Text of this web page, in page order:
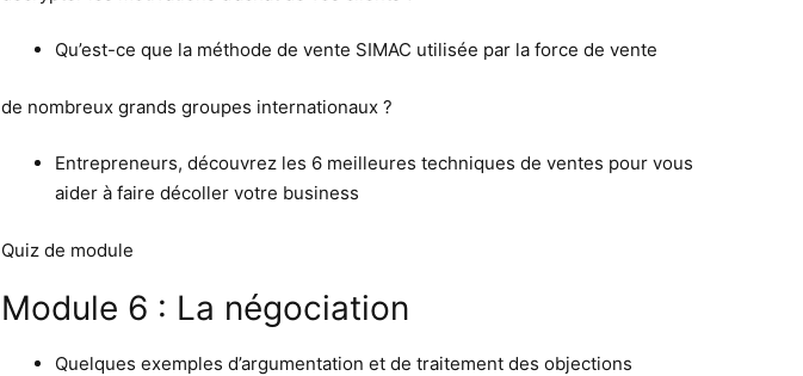
Qu’est-ce que la méthode de vente SIMAC utilisée par la force de vente
de nombreux grands groupes internationaux ?
Entrepreneurs, découvrez les 6 meilleures techniques de ventes pour vous
aider à faire décoller votre business
Quiz de module
Module 6 : La négociation
Quelques exemples d’argumentation et de traitement des objections